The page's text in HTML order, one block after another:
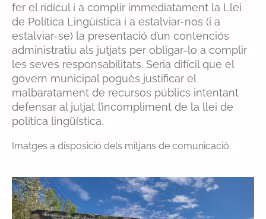
fer el ridícul i a complir immediatament la Llei
de Política Lingüística i a estalviar-nos (i a
estalviar-se) la presentació d’un contenciós
administratiu als jutjats per obligar-lo a complir
les seves responsabilitats. Seria difícil que el
govern municipal pogués justificar el
malbaratament de recursos públics intentant
defensar al jutjat l’incompliment de la llei de
política lingüística.
Imatges a disposició dels mitjans de comunicació: